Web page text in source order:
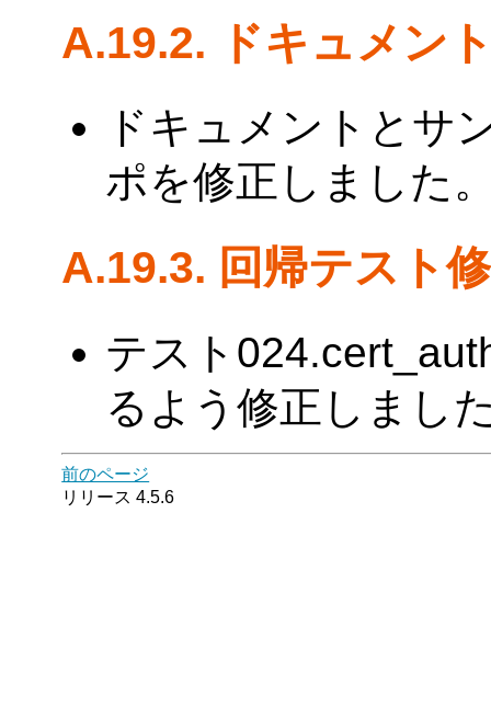
A.19.2. ドキュメン
ドキュメントとサ
ポを修正しました
A.19.3. 回帰テスト
テスト
るよう修正しまし
前のページ
リリース 4.5.6